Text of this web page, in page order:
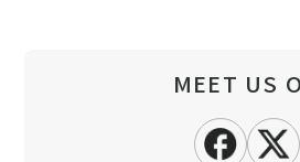
MEET US